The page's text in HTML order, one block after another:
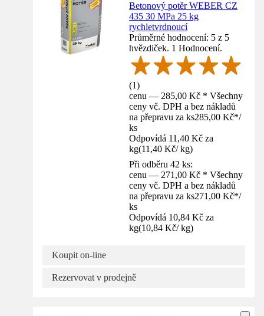
Betonový potěr WEBER CZ
435 30 MPa 25 kg
rychletvrdnoucí
Průměrné hodnocení: 5 z 5
hvězdiček. 1 Hodnocení.
(1)
cenu — 285,00 Kč * Všechny
ceny vč. DPH a bez nákladů
na přepravu za ks285,00 Kč*/
ks
Odpovídá 11,40 Kč za
kg(11,40 Kč/ kg)
Při odběru 42 ks:
cenu — 271,00 Kč * Všechny
ceny vč. DPH a bez nákladů
na přepravu za ks271,00 Kč*/
ks
Odpovídá 10,84 Kč za
kg(10,84 Kč/ kg)
Koupit on-line
Rezervovat v prodejně